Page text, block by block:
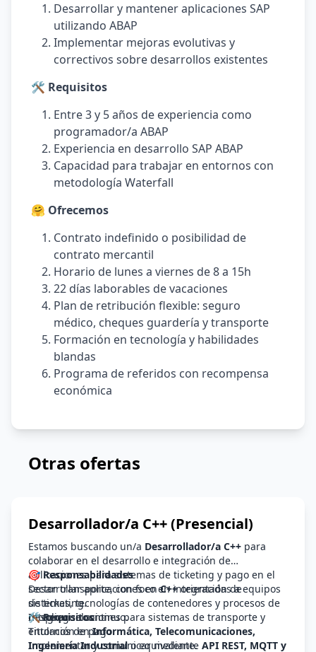
Desarrollar y mantener aplicaciones SAP
utilizando ABAP
Implementar mejoras evolutivas y
correctivos sobre desarrollos existentes
🛠️ Requisitos
Entre 3 y 5 años de experiencia como
programador/a ABAP
Experiencia en desarrollo SAP ABAP
Capacidad para trabajar en entornos con
metodología Waterfall
🤗 Ofrecemos
Contrato indefinido o posibilidad de
contrato mercantil
Horario de lunes a viernes de 8 a 15h
22 días laborables de vacaciones
Plan de retribución flexible: seguro
médico, cheques guardería y transporte
Formación en tecnología y habilidades
blandas
Programa de referidos con recompensa
económica
Otras ofertas
Desarrollador/a C++ (Presencial)
Estamos buscando un/a Desarrollador/a C++ para
colaborar en el desarrollo e integración de
aplicaciones para sistemas de ticketing y pago en el
sector transporte, con foco en integración de
sistemas, tecnologías de contenedores y procesos de
despliegue continuo.
🎯 Responsabilidades
Desarrollar aplicaciones enC++orientadas a equipos
de ticketing.
Integrar soluciones para sistemas de transporte y
entornos de pago.
Implementar y comunicar mediante API REST, MQTT y
🛠️ Requisitos
Titulación enInformática, Telecomunicaciones,
Ingeniería Industrialo equivalente.